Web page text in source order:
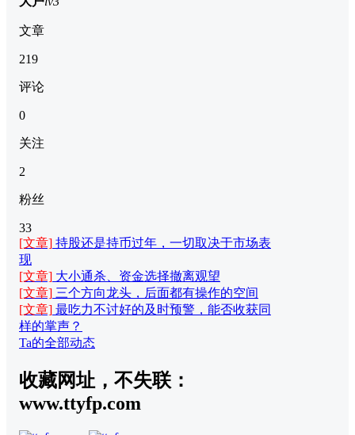
文章
219
评论
0
关注
2
粉丝
33
[文章] 持股还是持币过年，一切取决于市场表
现
[文章] 大小通杀、资金选择撤离观望
[文章] 三个方向龙头，后面都有操作的空间
[文章] 最吃力不讨好的及时预警，能否收获同
样的掌声？
Ta的全部动态
收藏网址，不失联：
www.ttyfp.com